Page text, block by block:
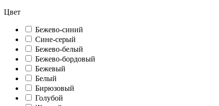
Цвет
Бежево-синий
Сине-серый
Бежево-белый
Бежево-бордовый
Бежевый
Белый
Бирюзовый
Голубой